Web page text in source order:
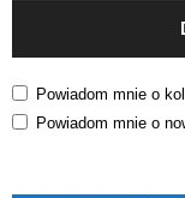
Powiadom mnie o
Powiadom mnie o